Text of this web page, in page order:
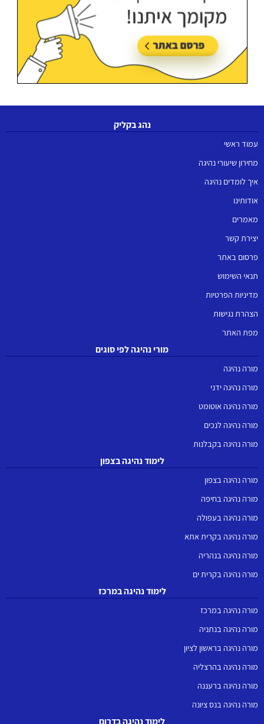
נהג בקליק
עמוד ראשי
מחירון שיעורי נהיגה
איך לומדים נהיגה
אודותינו
מאמרים
יצירת קשר
פרסום באתר
תנאי השימוש
מדיניות הפרטיות
הצהרת נגישות
מפת האתר
מורי נהיגה לפי סוגים
מורה נהיגה
מורה נהיגה ידני
מורה נהיגה אוטומט
מורה נהיגה לנכים
מורה נהיגה בקבלנות
לימוד נהיגה בצפון
מורה נהיגה בצפון
מורה נהיגה בחיפה
מורה נהיגה בעפולה
מורה נהיגה בקרית אתא
מורה נהיגה בנהריה
מורה נהיגה בקרית ים
לימוד נהיגה במרכז
מורה נהיגה במרכז
מורה נהיגה בנתניה
מורה נהיגה בראשון לציון
מורה נהיגה בהרצליה
מורה נהיגה ברעננה
מורה נהיגה בנס ציונה
לימוד נהיגה בדרום